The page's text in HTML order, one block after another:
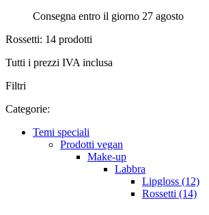
Consegna entro il giorno 27 agosto
Rossetti: 14 prodotti
Tutti i prezzi IVA inclusa
Filtri
Categorie:
Temi speciali
Prodotti vegan
Make-up
Labbra
Lipgloss (12)
Rossetti (14)